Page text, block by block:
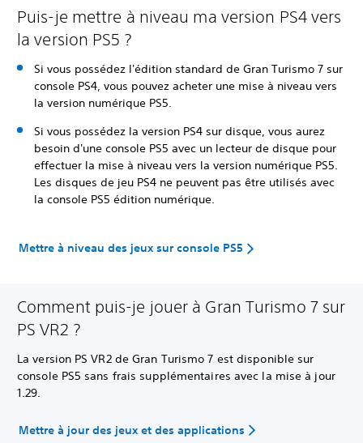
Puis-je mettre à niveau ma version PS4 vers
la version PS5 ?
Si vous possédez l'édition standard de Gran Turismo 7 sur
console PS4, vous pouvez acheter une mise à niveau vers
la version numérique PS5.
Si vous possédez la version PS4 sur disque, vous aurez
besoin d'une console PS5 avec un lecteur de disque pour
effectuer la mise à niveau vers la version numérique PS5.
Les disques de jeu PS4 ne peuvent pas être utilisés avec
la console PS5 édition numérique.
Mettre à niveau des jeux sur console PS5
Comment puis-je jouer à Gran Turismo 7 sur
PS VR2 ?
La version PS VR2 de Gran Turismo 7 est disponible sur
console PS5 sans frais supplémentaires avec la mise à jour
1.29.
Mettre à jour des jeux et des applications